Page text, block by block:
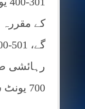
گے، 501-600 تک بجلی استعمال کرنے والے صارفین کو 600 روپے ادا کرنا ہوں گے۔
700 یونٹ سے زیادہ استعمال کرنے والے